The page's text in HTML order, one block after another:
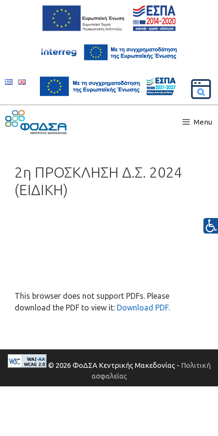
Menu
2η ΠΡΟΣΚΛΗΣΗ Δ.Σ. 2024
(ΕΙΔΙΚΗ)
This browser does not support PDFs. Please
download the PDF to view it: Download PDF.
© 2026 ΦοΔΣΑ Κεντρικής Μακεδονίας - Πολιτική
ασφαλείας